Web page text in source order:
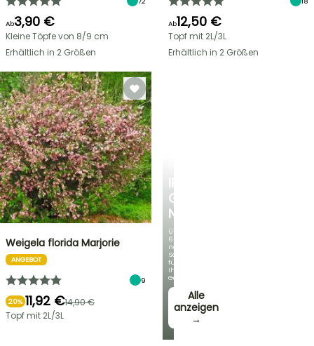
IRIS
GERMANICA
NEUHEITEN
Über
60
neue
Sorten
für
Ihren
Garten!
Alle
anzeigen
→
Ab3,90 €
Kleine Töpfe von 8/9 cm
Erhältlich in 2 Größen
Ab12,50 €
Topf mit 2L/3L
Erhältlich in 2 Größen
Weigela florida Marjorie
ANGEBOT
9
20% 11,92 €14,90 €
Topf mit 2L/3L